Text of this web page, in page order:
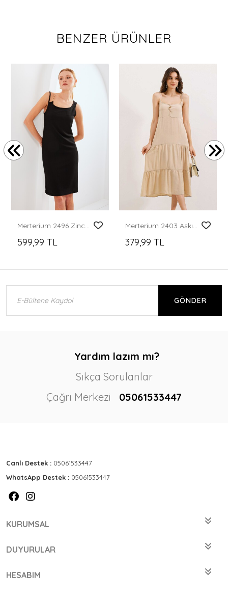
BENZER ÜRÜNLER
Merterium 2496 Zincir Detaylı Örme Elbise - Siyah
599,99 TL
Merterium 2403 Askılı Midi Elbise - Krem
379,99 TL
GÖNDER
Yardım lazım mı?
Sıkça Sorulanlar
Çağrı Merkezi
05061533447
Canlı Destek : 05061533447
WhatsApp Destek : 05061533447
KURUMSAL
DUYURULAR
HESABIM